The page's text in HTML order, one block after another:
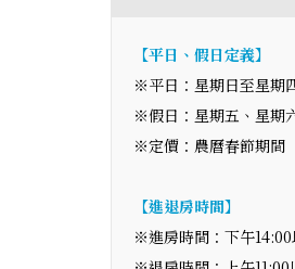
【平日、假日定義】
※平日：星期日至星期
※假日：星期五、星期
※定價：農曆春節期間
【進退房時間】
※進房時間：下午14:00